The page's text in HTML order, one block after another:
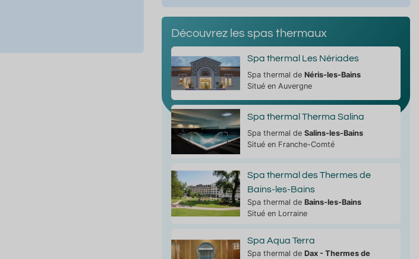
Découvrez les spas thermaux
Spa thermal Les Nériades
Spa thermal de Néris-les-Bains
Situé en Auvergne
Spa thermal Therma Salina
Spa thermal de Salins-les-Bains
Situé en Franche-Comté
Spa thermal des Thermes de
Bains-les-Bains
Spa thermal de Bains-les-Bains
Situé en Lorraine
Spa Aqua Terra
Spa thermal de Dax - Thermes de